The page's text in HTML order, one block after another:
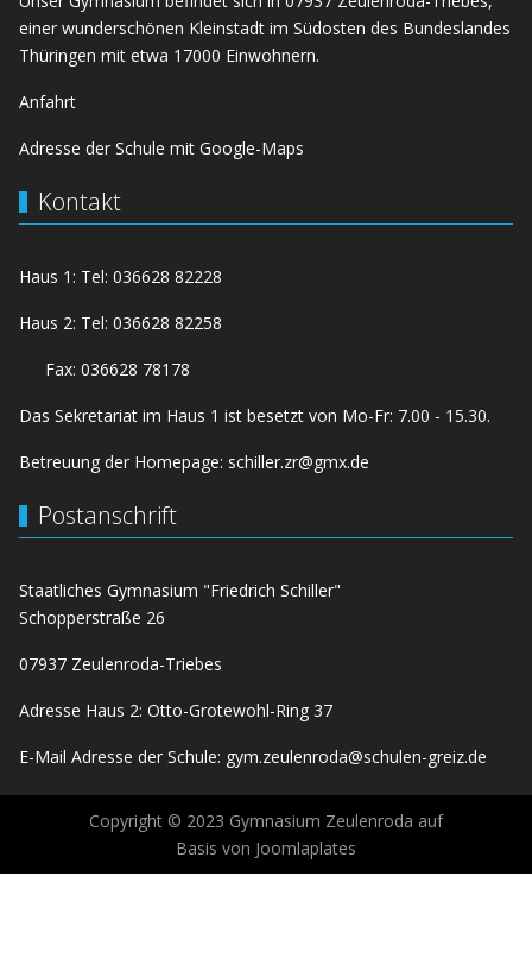
einer wunderschönen Kleinstadt im Südosten des Bundeslandes
Thüringen mit etwa 17000 Einwohnern.
Anfahrt
Adresse der Schule mit Google-Maps
Kontakt
Haus 1: Tel: 036628 82228
Haus 2: Tel: 036628 82258
Fax: 036628 78178
Das Sekretariat im Haus 1 ist besetzt von Mo-Fr: 7.00 - 15.30.
Betreuung der Homepage: schiller.zr@gmx.de
Postanschrift
Staatliches Gymnasium "Friedrich Schiller"
Schopperstraße 26
07937 Zeulenroda-Triebes
Adresse Haus 2: Otto-Grotewohl-Ring 37
E-Mail Adresse der Schule: gym.zeulenroda@schulen-greiz.de
Copyright © 2023 Gymnasium Zeulenroda auf
Basis von Joomlaplates